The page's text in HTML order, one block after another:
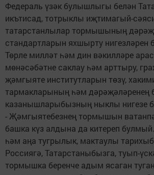
Федераль үзәк булышлыгы белән
икътисад, тотрыклы иҗтимагый-
татарстанлылар тормышының
стандартларын яхшырту нигезләрен
Төрле милләт һәм дин вәкилләре
мөнәсәбәтне саклау һәм арттыру,
җәмгыяте институтларын төзү,
тармакларының һәм дәрәҗәләренең
казанышларыбызның ныклы нигезе
- Җәмгыятебезнең тормышын
башка күз алдына да китереп
һәм аңа тугрылык, мактаулы
Россиягә, Татарстаныбызга, туып-
тормышка беренче адым ясаган